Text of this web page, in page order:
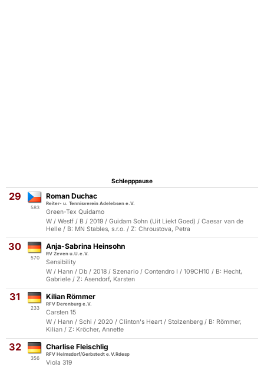
Schlepppause
29
583
Roman Duchac
Reiter- u. Tennisverein Adelebsen e.V.
Green-Tex Quidamo
W / Westf / B / 2019 / Guidam Sohn (Uit Liekt Goed) / Caesar van de
Helle / B: MN Stables, s.r.o. / Z: Chroustova, Petra
30
570
Anja-Sabrina Heinsohn
RV Zeven u.U.e.V.
Sensibility
W / Hann / Db / 2018 / Szenario / Contendro I / 109CH10 / B: Hecht,
Gabriele / Z: Asendorf, Karsten
31
233
Kilian Römmer
RFV Derenburg e.V.
Carsten 15
W / Hann / Schi / 2020 / Clinton's Heart / Stolzenberg / B: Römmer,
Kilian / Z: Kröcher, Annette
32
356
Charlise Fleischlig
RFV Helmsdorf/Gerbstedt e.V.Rdesp
Viola 319